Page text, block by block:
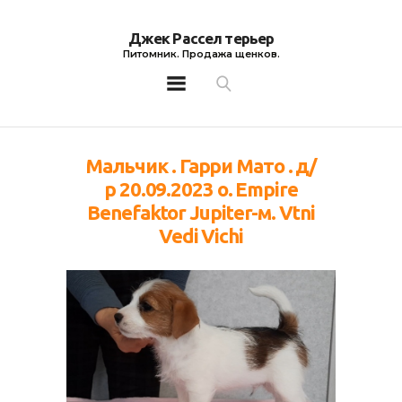
Джек Рассел терьер
Питомник. Продажа щенков.
Мальчик . Гарри Мато . д/
р 20.09.2023 о. Empire
Benefaktor Jupiter-м. Vtni
Vedi Vichi
Джек Рассел терьер
Питомник. Продажа щенков.